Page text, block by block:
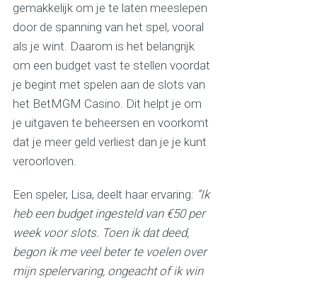
gemakkelijk om je te laten meeslepen
door de spanning van het spel, vooral
als je wint. Daarom is het belangrijk
om een budget vast te stellen voordat
je begint met spelen aan de slots van
het BetMGM Casino. Dit helpt je om
je uitgaven te beheersen en voorkomt
dat je meer geld verliest dan je je kunt
veroorloven.
Een speler, Lisa, deelt haar ervaring: “Ik
heb een budget ingesteld van €50 per
week voor slots. Toen ik dat deed,
begon ik me veel beter te voelen over
mijn spelervaring, ongeacht of ik win